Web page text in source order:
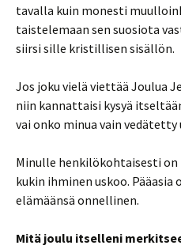
tavalla kuin monesti
taistelemaan sen suosiota
siirsi sille kristillisen sisällön.
Jos joku vielä viettää Joulua
niin kannattaisi kysyä
vai onko minua vain vedätetty
Minulle henkilökohtaisesti
kukin ihminen uskoo. Pääasia
elämäänsä onnellinen.
Mitä joulu itselleni